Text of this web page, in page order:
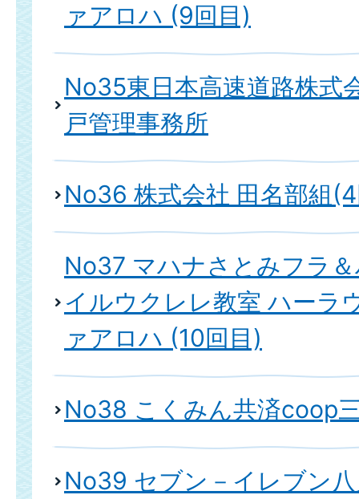
ァアロハ (9回目)
No35東日本高速道路株式
戸管理事務所
No36 株式会社 田名部組
No37 マハナさとみフラ
イルウクレレ教室 ハーラ
ァアロハ (10回目)
No38 こくみん共済coop
No39 セブン－イレブン